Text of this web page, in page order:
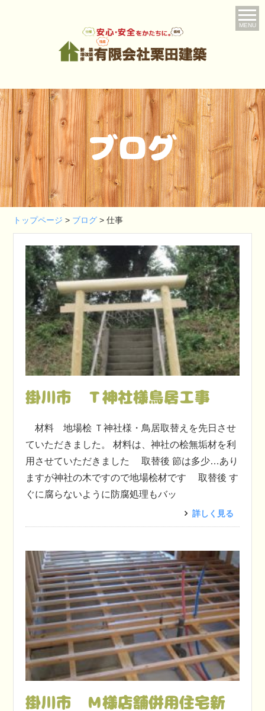
MENU
ブログ
トップページ > ブログ >仕事
掛川市 Ｔ神社様鳥居工事
材料 地場桧 Ｔ神社様・鳥居取替えを先日させ
ていただきました。 材料は、神社の桧無垢材を利
用させていただきました 取替後 節は多少…あり
ますが神社の木ですので地場桧材です 取替後 す
ぐに腐らないように防腐処理もバッ
詳しく見る
掛川市 Ｍ様店舗併用住宅新